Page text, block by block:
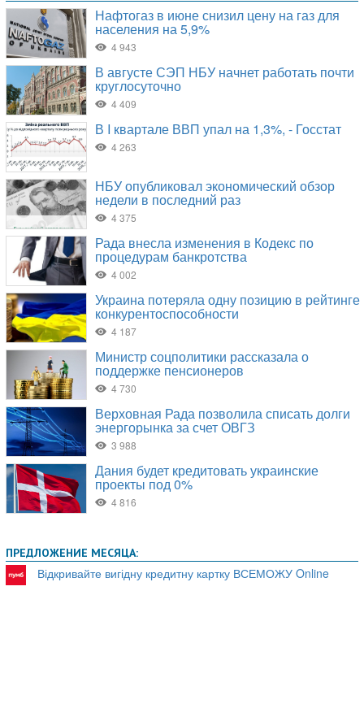
ПРЕДЛОЖЕНИЕ МЕСЯЦА:
Відкривайте вигідну кредитну картку ВСЕМОЖУ Online